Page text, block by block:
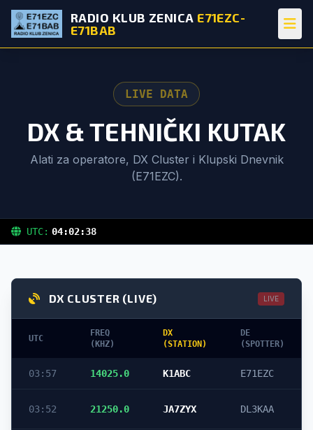
RADIO KLUB ZENICA E71EZC-
E71BAB
LIVE DATA
DX & TEHNIČKI KUTAK
Alati za operatore, DX Cluster i Klupski Dnevnik
(E71EZC).
UTC: 04:02:38
DX CLUSTER (LIVE) LIVE
UTC
FREQ
(KHZ)
DX
(STATION)
DE
(SPOTTER)
03:57 14025.0 K1ABC E71EZC
03:52 21250.0 JA7ZYX DL3KAA